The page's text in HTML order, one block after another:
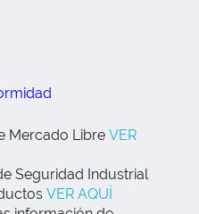
Mercado Libre VER
Seguridad Industrial
VER AQUÍ